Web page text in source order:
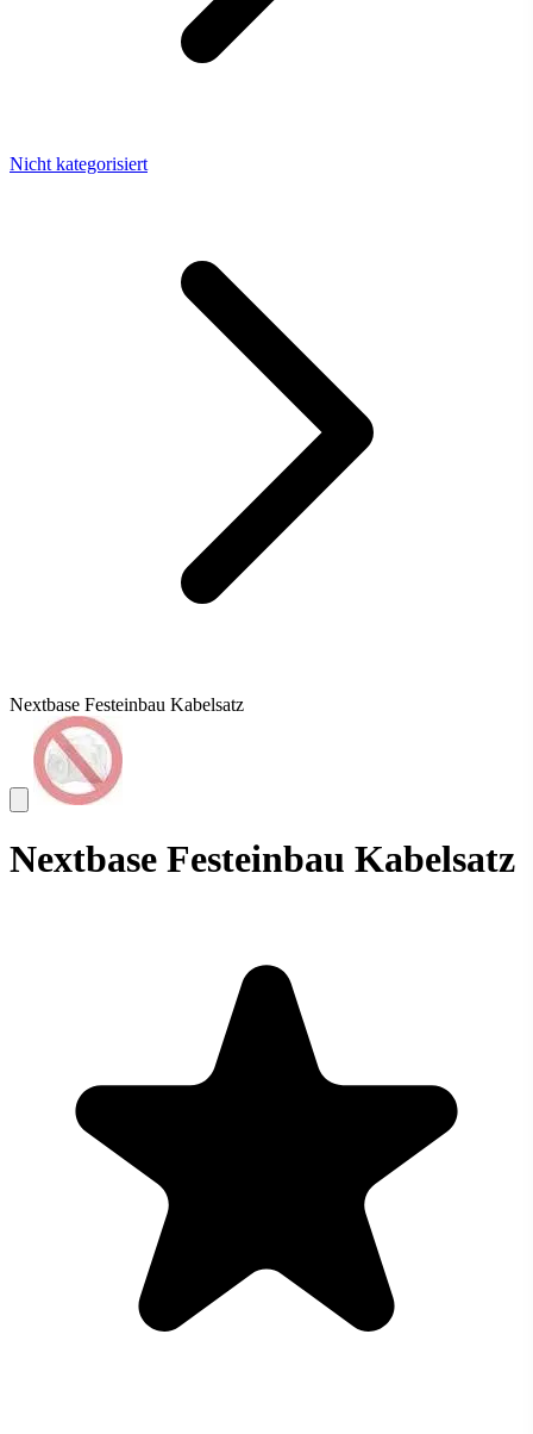
Nicht kategorisiert
Nextbase Festeinbau Kabelsatz
Nextbase Festeinbau Kabelsatz